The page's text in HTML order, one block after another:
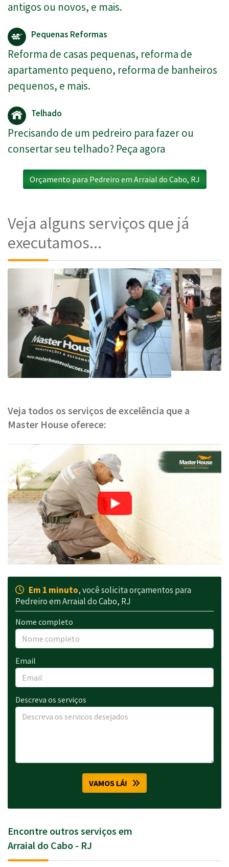
antigos ou novos, e mais.
Pequenas Reformas
Reforma de casas pequenas, reforma de
apartamento pequeno, reforma de banheiros
pequenos, e mais.
Telhado
Precisando de um pedreiro para fazer ou
consertar seu telhado? Peça agora
Orçamento para Pedreiro em Arraial do Cabo, RJ
Veja alguns serviços que já
executamos...
Veja todos os serviços de excelência que a
Master House oferece:
Em 1 minuto, você solicita orçamentos para
Pedreiro em Arraial do Cabo, RJ
Nome completo
Email
Descreva os serviços
VAMOS LÁ!
Encontre outros serviços em
Arraial do Cabo - RJ